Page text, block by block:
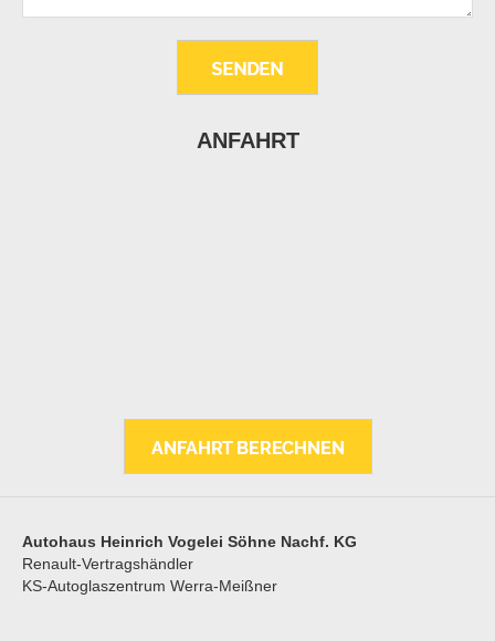
ANFAHRT
Autohaus Heinrich Vogelei Söhne Nachf. KG
Renault-Vertragshändler
KS-Autoglaszentrum Werra-Meißner